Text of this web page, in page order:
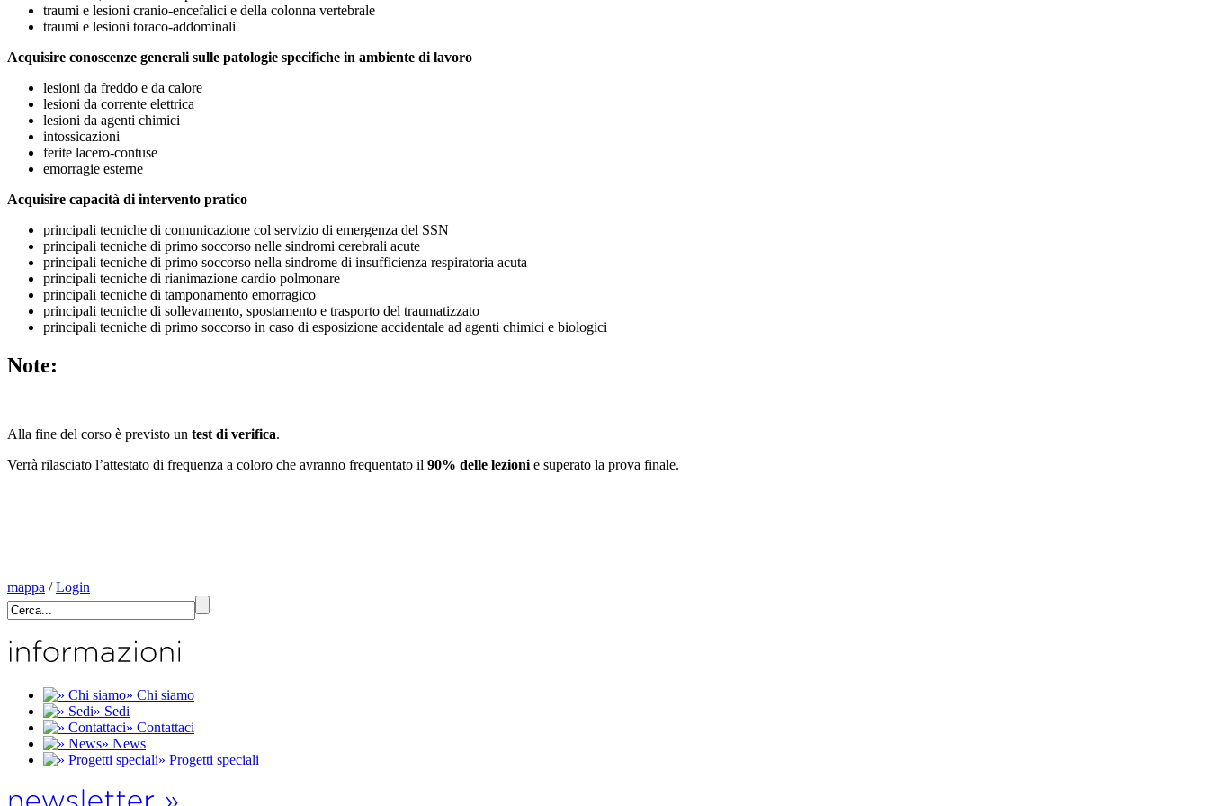
traumi e lesioni cranio-encefalici e della colonna vertebrale
traumi e lesioni toraco-addominali
Acquisire conoscenze generali sulle patologie specifiche in ambiente di lavoro
lesioni da freddo e da calore
lesioni da corrente elettrica
lesioni da agenti chimici
intossicazioni
ferite lacero-contuse
emorragie esterne
Acquisire capacità di intervento pratico
principali tecniche di comunicazione col servizio di emergenza del SSN
principali tecniche di primo soccorso nelle sindromi cerebrali acute
principali tecniche di primo soccorso nella sindrome di insufficienza respiratoria acuta
principali tecniche di rianimazione cardio polmonare
principali tecniche di tamponamento emorragico
principali tecniche di sollevamento, spostamento e trasporto del traumatizzato
principali tecniche di primo soccorso in caso di esposizione accidentale ad agenti chimici e biologici
Note:
Alla fine del corso è previsto un test di verifica.
Verrà rilasciato l’attestato di frequenza a coloro che avranno frequentato il 90% delle lezioni e superato la prova finale.
mappa /Login
» Chi siamo
» Sedi
» Contattaci
» News
» Progetti speciali